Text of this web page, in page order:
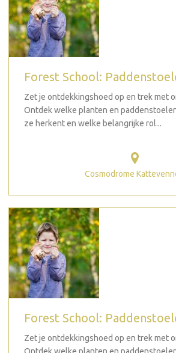
Forest School:
Zet je ontdekkingshoed op en trek met
Ontdek welke planten en
ze herkent en welke belangrijke rol...
Cosmodrome
Forest School:
Zet je ontdekkingshoed op en trek met